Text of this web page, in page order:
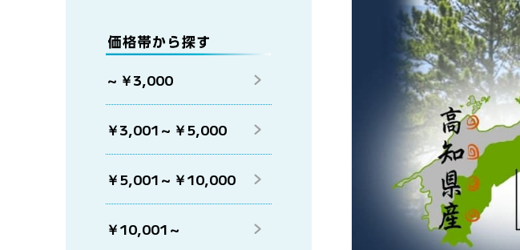
～￥3,000
￥3,001～￥5,000
￥5,001～￥10,000
￥10,001～